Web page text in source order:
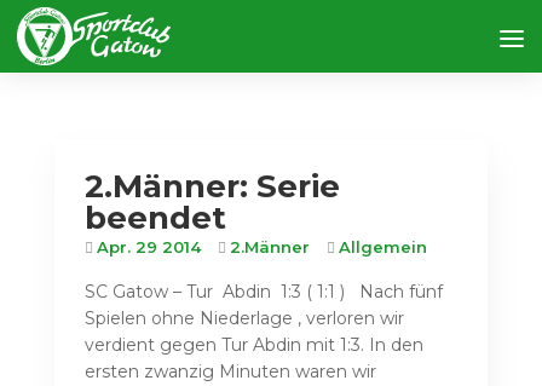
2.Männer: Serie
beendet
Apr. 29 2014 2.Männer Allgemein
SC Gatow – Tur Abdin 1:3 ( 1:1 ) Nach fünf
Spielen ohne Niederlage , verloren wir
verdient gegen Tur Abdin mit 1:3. In den
ersten zwanzig Minuten waren wir